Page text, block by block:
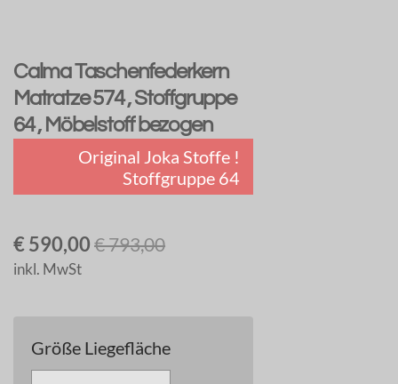
Calma Taschenfederkern
Matratze 574 , Stoffgruppe
64 , Möbelstoff bezogen
Original Joka Stoffe !
Stoffgruppe 64
€ 590,00 € 793,00
inkl. MwSt
Größe Liegefläche